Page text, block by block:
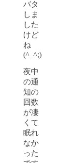
バタ
しま
した
けど
ね
(^_^;)
夜中
の通
知の
回数
が凄
くて
眠れ
なか
った